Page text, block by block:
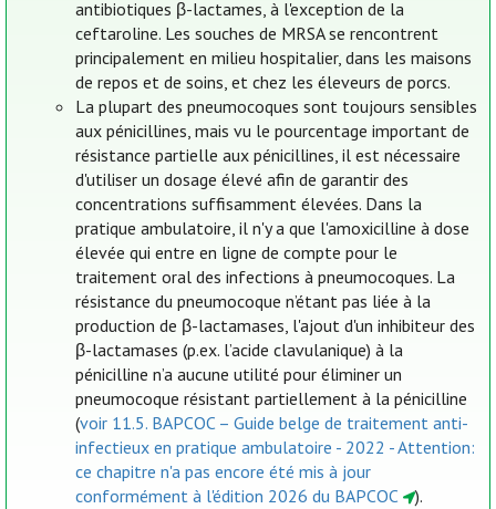
antibiotiques β-lactames, à l'exception de la
ceftaroline. Les souches de MRSA se rencontrent
principalement en milieu hospitalier, dans les maisons
de repos et de soins, et chez les éleveurs de porcs.
La plupart des pneumocoques sont toujours sensibles
aux pénicillines, mais vu le pourcentage important de
résistance partielle aux pénicillines, il est nécessaire
d'utiliser un dosage élevé afin de garantir des
concentrations suffisamment élevées. Dans la
pratique ambulatoire, il n'y a que l'amoxicilline à dose
élevée qui entre en ligne de compte pour le
traitement oral des infections à pneumocoques. La
résistance du pneumocoque n’étant pas liée à la
production de β-lactamases, l'ajout d'un inhibiteur des
β-lactamases (p.ex. l’acide clavulanique) à la
pénicilline n’a aucune utilité pour éliminer un
pneumocoque résistant partiellement à la pénicilline
(voir 11.5. BAPCOC – Guide belge de traitement anti-
infectieux en pratique ambulatoire - 2022 - Attention:
ce chapitre n'a pas encore été mis à jour
conformément à l'édition 2026 du BAPCOC
).